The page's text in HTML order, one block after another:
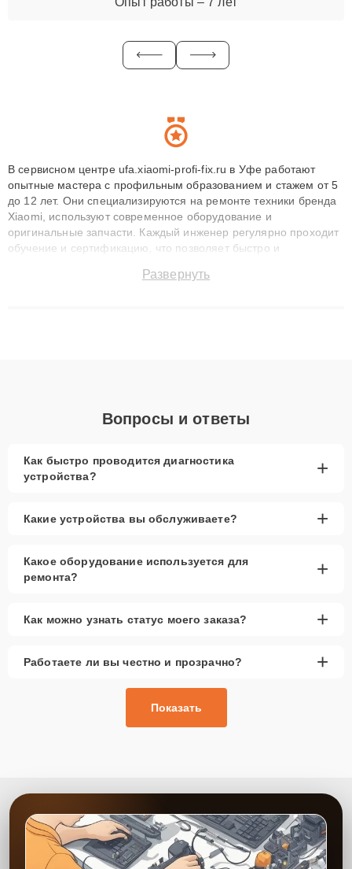
В сервисном центре ufa.xiaomi-profi-fix.ru в Уфе работают
опытные мастера с профильным образованием и стажем от 5
до 12 лет. Они специализируются на ремонте техники бренда
Xiaomi, используют современное оборудование и
оригинальные запчасти. Каждый инженер регулярно проходит
обучение и сертификацию, что позволяет быстро и
сохранением гарантии до 3 лет. Наши мастера решают
Развернуть
Вопросы и ответы
Как быстро проводится диагностика
устройства?
+
Какие устройства вы обслуживаете? +
Какое оборудование используется для
ремонта?
+
Как можно узнать статус моего заказа? +
Работаете ли вы честно и прозрачно? +
Показать